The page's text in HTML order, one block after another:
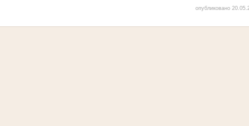
опубликовано